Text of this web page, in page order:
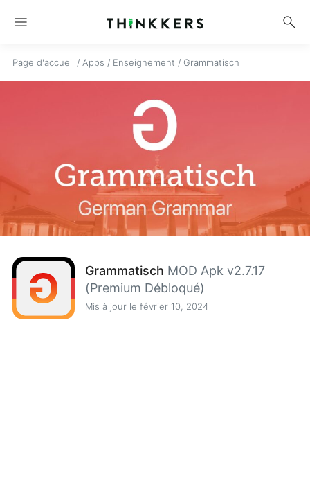
menu search
Page d'accueil / Apps / Enseignement / Grammatisch
Grammatisch MOD Apk v2.7.17
(Premium Débloqué)
Mis à jour le février 10, 2024